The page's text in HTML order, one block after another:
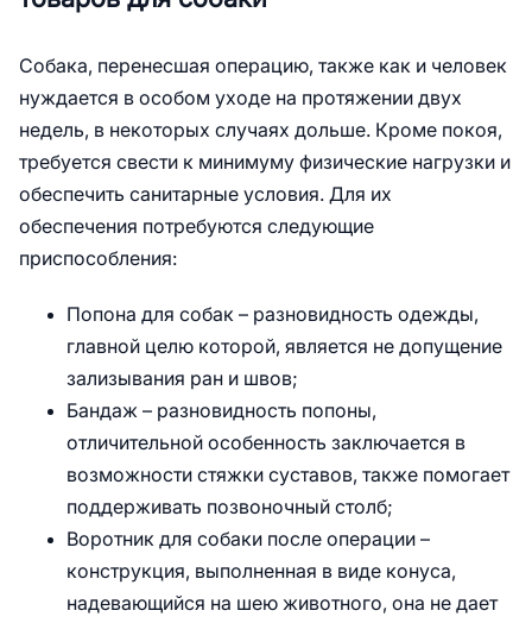
Собака, перенесшая операцию, также как и человек
нуждается в особом уходе на протяжении двух
недель, в некоторых случаях дольше. Кроме покоя,
требуется свести к минимуму физические нагрузки и
обеспечить санитарные условия. Для их
обеспечения потребуются следующие
приспособления:
Попона для собак – разновидность одежды,
главной целю которой, является не допущение
зализывания ран и швов;
Бандаж – разновидность попоны,
отличительной особенность заключается в
возможности стяжки суставов, также помогает
поддерживать позвоночный столб;
Воротник для собаки после операции –
конструкция, выполненная в виде конуса,
надевающийся на шею животного, она не дает